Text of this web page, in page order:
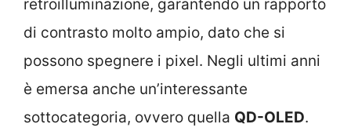
retroilluminazione, garantendo un rapporto
di contrasto molto ampio, dato che si
possono spegnere i pixel. Negli ultimi anni
è emersa anche un’interessante
sottocategoria, ovvero quella QD-OLED.